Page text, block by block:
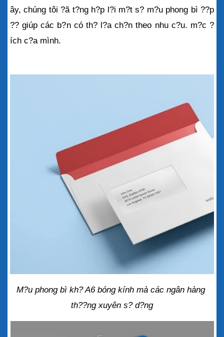
ây, chúng tôi ?ã t?ng h?p l?i m?t s? m?u phong bì ??p
?? giúp các b?n có th? l?a ch?n theo nhu c?u. m?c ?
ích c?a mình.
M?u phong bì kh? A6 bóng kính mà các ngân hàng
th??ng xuyên s? d?ng